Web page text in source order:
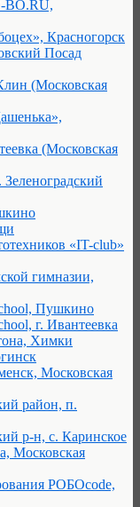
BO.RU,
Красногорск
Посад
(Московская
(Московская
«IT-club»
гимназии,
Пушкино
г. Ивантеевка
Химки
Московская
район, п.
р-н, с. Каринское
Московская
РОБОcode,